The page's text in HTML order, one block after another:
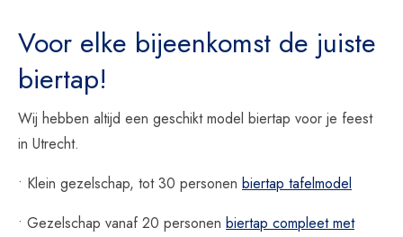
Voor elke bijeenkomst de juiste
biertap!
Wij hebben altijd een geschikt model biertap voor je feest
in Utrecht.
• Klein gezelschap, tot 30 personen biertap tafelmodel
• Gezelschap vanaf 20 personen biertap compleet met